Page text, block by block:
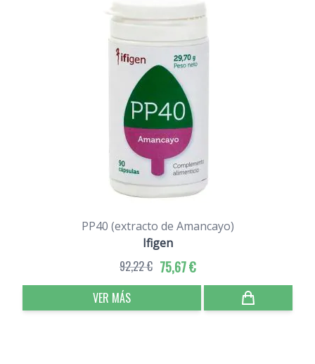
PP40 (extracto de Amancayo)
Ifigen
75,67 €
92,22 €
VER MÁS